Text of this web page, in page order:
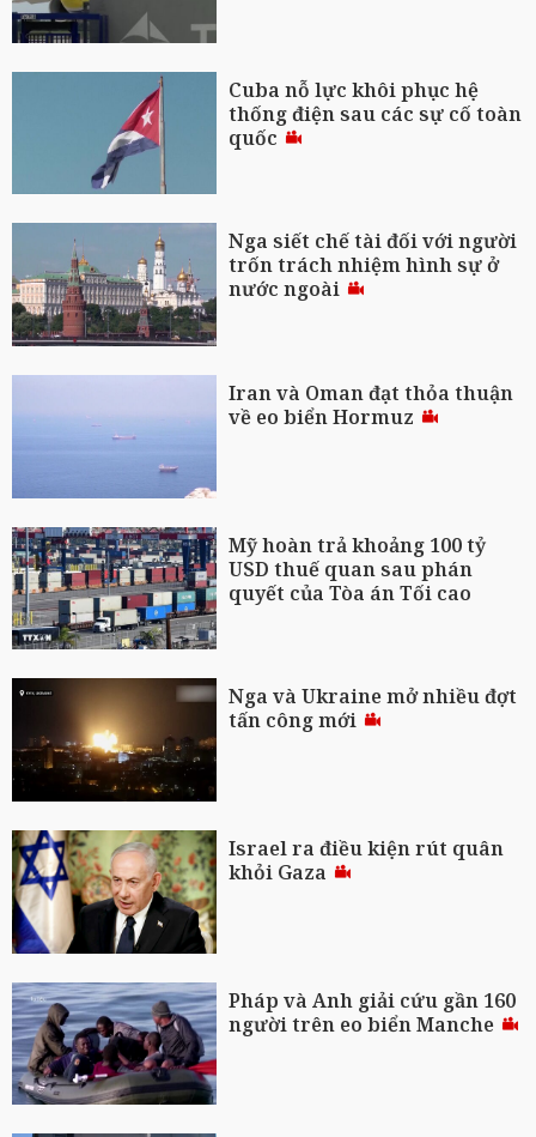
Cuba nỗ lực khôi phục hệ
thống điện sau các sự cố toàn
quốc
Nga siết chế tài đối với người
trốn trách nhiệm hình sự ở
nước ngoài
Iran và Oman đạt thỏa thuận
về eo biển Hormuz
Mỹ hoàn trả khoảng 100 tỷ
USD thuế quan sau phán
quyết của Tòa án Tối cao
Nga và Ukraine mở nhiều đợt
tấn công mới
Israel ra điều kiện rút quân
khỏi Gaza
Pháp và Anh giải cứu gần 160
người trên eo biển Manche